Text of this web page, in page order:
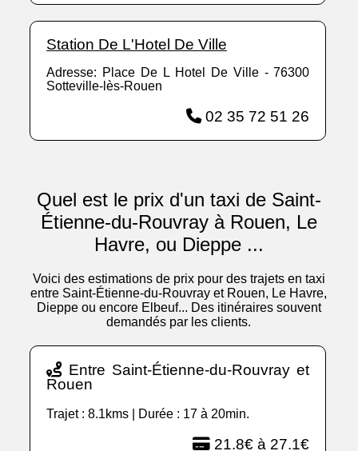
Station De L'Hotel De Ville
Adresse: Place De L Hotel De Ville - 76300
Sotteville-lès-Rouen
02 35 72 51 26
Quel est le prix d'un taxi de Saint-
Étienne-du-Rouvray à Rouen, Le
Havre, ou Dieppe ...
Voici des estimations de prix pour des trajets en taxi
entre Saint-Étienne-du-Rouvray et Rouen, Le Havre,
Dieppe ou encore Elbeuf... Des itinéraires souvent
demandés par les clients.
Entre Saint-Étienne-du-Rouvray et
Rouen
Trajet : 8.1kms | Durée : 17 à 20min.
21.8€ à 27.1€